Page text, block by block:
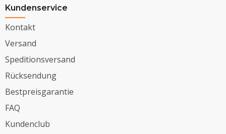
Kundenservice
Kontakt
Versand
Speditionsversand
Rücksendung
Bestpreisgarantie
FAQ
Kundenclub